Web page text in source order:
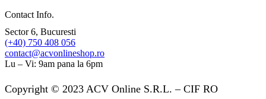
Contact Info.
Sector 6, Bucuresti
(+40) 750 408 056
contact@acvonlineshop.ro
Lu – Vi: 9am pana la 6pm
Copyright © 2023 ACV Online S.R.L. – CIF RO